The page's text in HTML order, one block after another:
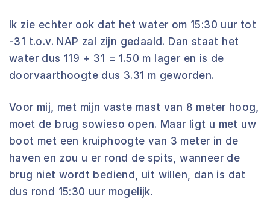
Ik zie echter ook dat het water om 15:30 uur tot
-31 t.o.v. NAP zal zijn gedaald. Dan staat het
water dus 119 + 31 = 1.50 m lager en is de
doorvaarthoogte dus 3.31 m geworden.
Voor mij, met mijn vaste mast van 8 meter hoog,
moet de brug sowieso open. Maar ligt u met uw
boot met een kruiphoogte van 3 meter in de
haven en zou u er rond de spits, wanneer de
brug niet wordt bediend, uit willen, dan is dat
dus rond 15:30 uur mogelijk.